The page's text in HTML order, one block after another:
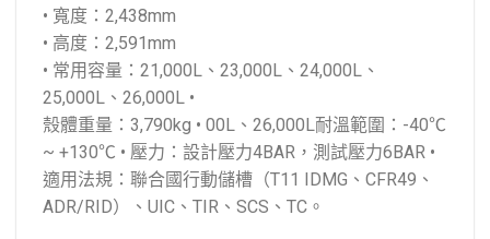
• 寬度：2,438mm
• 高度：2,591mm
• 常用容量：21,000L、23,000L、24,000L、
25,000L、26,000L •
殼體重量：3,790kg • 00L、26,000L耐溫範圍：-40℃
~ +130℃ • 壓力：設計壓力4BAR，測試壓力6BAR •
適用法規：聯合國行動儲槽（T11 IDMG、CFR49、
ADR/RID）、UIC、TIR、SCS、TC。